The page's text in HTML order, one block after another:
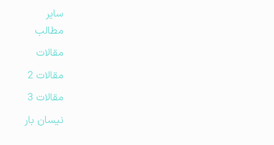
مطالب
مقالات
مقالات 2
مقالات 3
نیسان بار